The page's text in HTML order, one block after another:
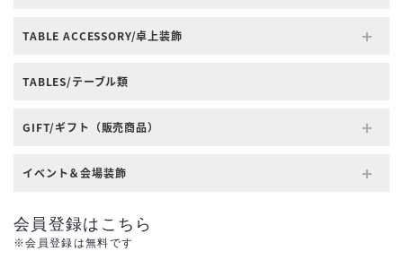
TABLE ACCESSORY/卓上装飾
TABLES/テーブル類
GIFT/ギフト（販売商品）
イベント＆会場装飾
会員登録はこちら
※会員登録は無料です